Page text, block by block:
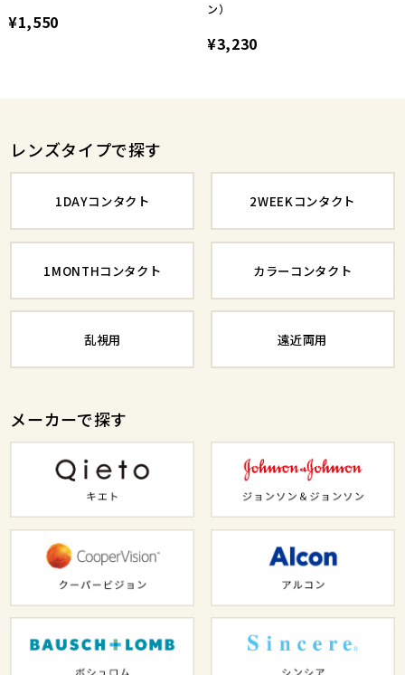
¥1,550
ン）
¥3,230
レンズタイプで探す
1DAYコンタクト 2WEEKコンタクト
1MONTHコンタクト カラーコンタクト
乱視用 遠近両用
メーカーで探す